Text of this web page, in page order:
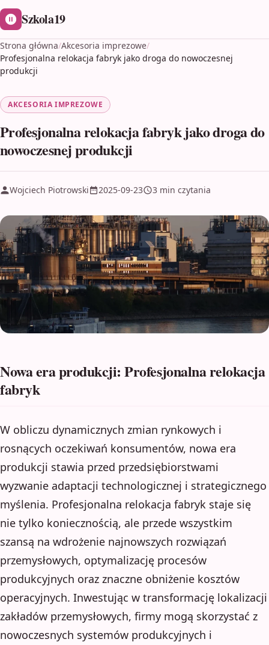
Szkola19
Strona główna/Akcesoria imprezowe/
Profesjonalna relokacja fabryk jako droga do nowoczesnej
produkcji
AKCESORIA IMPREZOWE
Profesjonalna relokacja fabryk jako droga do
nowoczesnej produkcji
Wojciech Piotrowski 2025-09-23 3 min czytania
Nowa era produkcji: Profesjonalna relokacja
fabryk
W obliczu dynamicznych zmian rynkowych i
rosnących oczekiwań konsumentów, nowa era
produkcji stawia przed przedsiębiorstwami
wyzwanie adaptacji technologicznej i strategicznego
myślenia. Profesjonalna relokacja fabryk staje się
nie tylko koniecznością, ale przede wszystkim
szansą na wdrożenie najnowszych rozwiązań
przemysłowych, optymalizację procesów
produkcyjnych oraz znaczne obniżenie kosztów
operacyjnych. Inwestując w transformację lokalizacji
zakładów przemysłowych, firmy mogą skorzystać z
nowoczesnych systemów produkcyjnych i